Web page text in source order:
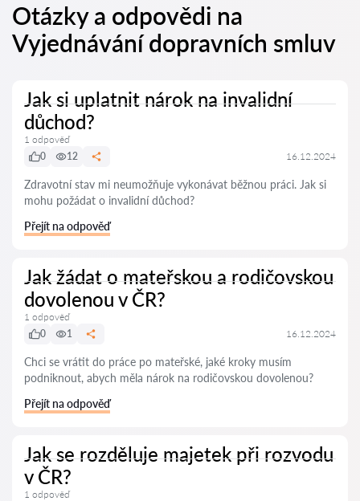
Otázky a odpovědi na
Vyjednávání dopravních smluv
Jak si uplatnit nárok na invalidní
důchod?
1 odpověď
0
12 16.12.2024
Zdravotní stav mi neumožňuje vykonávat běžnou práci. Jak si
mohu požádat o invalidní důchod?
Přejít na odpověď
Jak žádat o mateřskou a rodičovskou
dovolenou v ČR?
1 odpověď
0
1 16.12.2024
Chci se vrátit do práce po mateřské, jaké kroky musím
podniknout, abych měla nárok na rodičovskou dovolenou?
Přejít na odpověď
Jak se rozděluje majetek při rozvodu
v ČR?
1 odpověď